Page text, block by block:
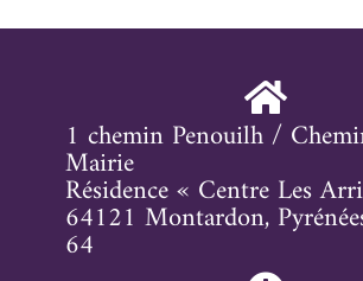
1 chemin Penouilh /
Mairie
Résidence « Centre Les
64121 Montardon,
64